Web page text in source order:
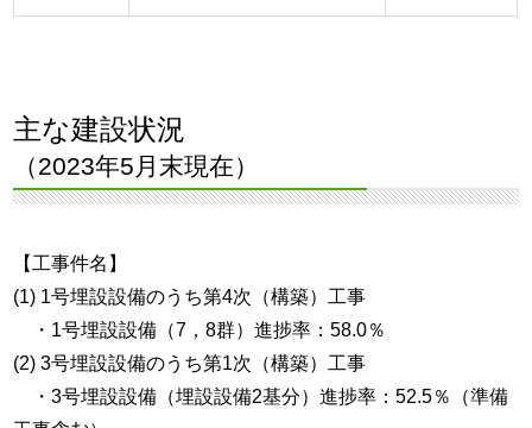
主な建設状況
（2023年5月末現在）
【工事件名】
(1) 1号埋設設備のうち第4次（構築）工事
・1号埋設設備（7，8群）進捗率：58.0％
(2) 3号埋設設備のうち第1次（構築）工事
・3号埋設設備（埋設設備2基分）進捗率：52.5％（準備